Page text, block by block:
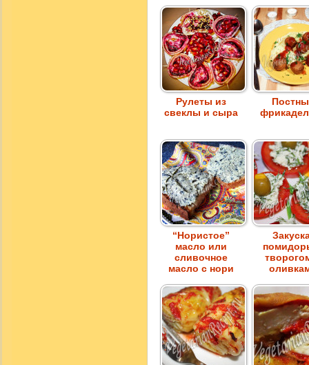
Рулеты из
свеклы и сыра
“Нористое”
масло или
сливочное
масло с нори